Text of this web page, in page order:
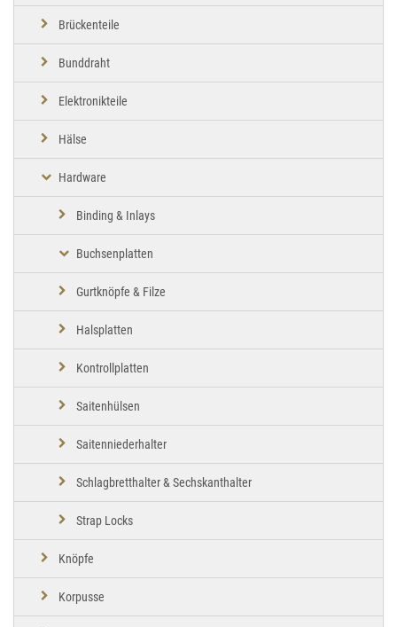
Brückenteile
Bunddraht
Elektronikteile
Hälse
Hardware
Binding & Inlays
Buchsenplatten
Gurtknöpfe & Filze
Halsplatten
Kontrollplatten
Saitenhülsen
Saitenniederhalter
Schlagbretthalter & Sechskanthalter
Strap Locks
Knöpfe
Korpusse